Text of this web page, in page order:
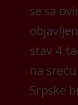
se sa
stav 4
na
Srpske